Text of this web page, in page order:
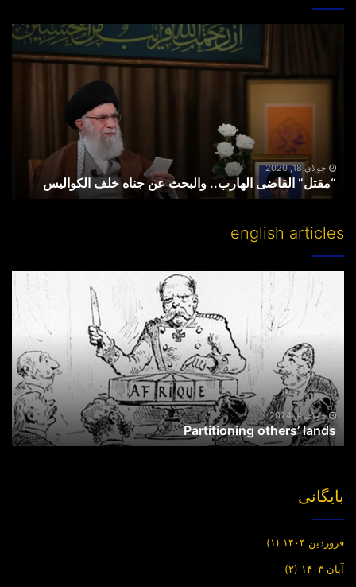
والبحث
جولای 18, 2020
“مقتل” القاضی الهارب.. والبحث عن جناه خلف الکوالیس
english articles
others’
جولای 4, 2024
Partitioning others’ lands
بایگانی
فروردین ۱۴۰۴ (۱)
آبان ۱۴۰۳ (۲)